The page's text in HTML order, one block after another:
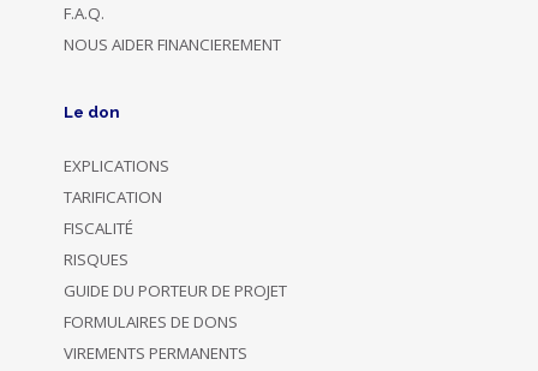
F.A.Q.
NOUS AIDER FINANCIEREMENT
Le don
EXPLICATIONS
TARIFICATION
FISCALITÉ
RISQUES
GUIDE DU PORTEUR DE PROJET
FORMULAIRES DE DONS
VIREMENTS PERMANENTS